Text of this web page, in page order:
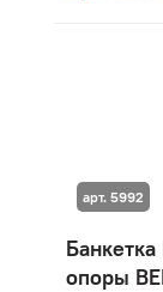
опоры
арт. 5992